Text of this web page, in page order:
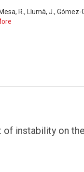
R., Llumà, J.,
of instability on